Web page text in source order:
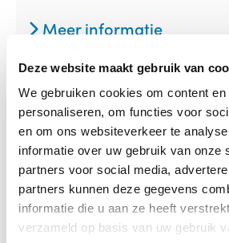
Deze website maakt gebruik van
We gebruiken cookies om content
personaliseren, om functies voor
en om ons websiteverkeer te
informatie over uw gebruik van onze
partners voor social media,
partners kunnen deze gegevens
informatie die u aan ze heeft
verzameld op basis van uw gebruik
Meer informatie